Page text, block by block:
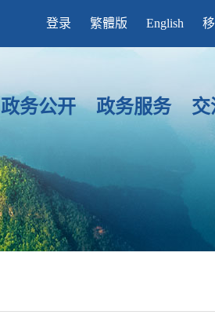
登录 繁體版 English
政务公开 政务服务 交